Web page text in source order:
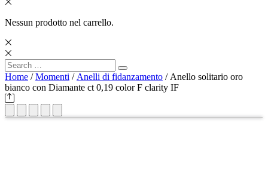
Nessun prodotto nel carrello.
Search
for:
Search
Home /Momenti / Anelli di fidanzamento / Anello solitario oro
bianco con Diamante ct 0,19 color F clarity IF